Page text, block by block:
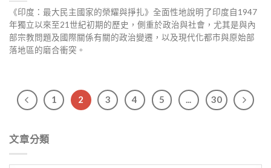
《印度：最大民主國家的榮耀與掙扎》全面性地說明了印度自1947
年獨立以來至21世紀初期的歷史，側重於政治與社會，尤其是與內
部宗教問題及國際關係有關的政治變遷，以及現代化都市與原始部
落地區的磨合衝突。
1 2 3 4 5 ... 30
文章分類